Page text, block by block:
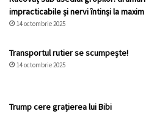
impracticabile și nervi întinși la maxim
14 octombrie 2025
Transportul rutier se scumpește!
14 octombrie 2025
Trump cere grațierea lui Bibi